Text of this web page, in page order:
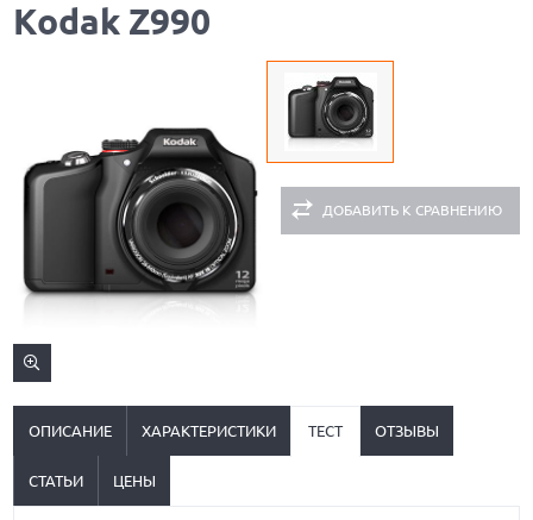
Kodak Z990
ДОБАВИТЬ К СРАВНЕНИЮ
ОПИСАНИЕ ХАРАКТЕРИСТИКИ ТЕСТ ОТЗЫВЫ
СТАТЬИ ЦЕНЫ